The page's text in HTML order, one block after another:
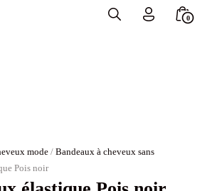
Search
0
mode/Bandeaux à cheveux sans
Pois noir